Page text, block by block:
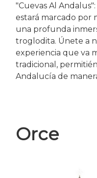
"Cuevas Al
estará marcado por
una profunda
troglodita. Únete a
experiencia que va
tradicional,
Andalucía de
Orce